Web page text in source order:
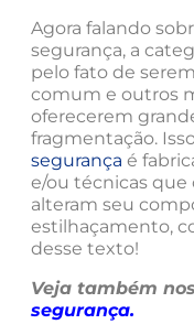
Agora falando
segurança, a
pelo fato de
comum e outros
oferecerem
fragmentação.
segurança é
e/ou técnicas
alteram seu
estilhaçamento,
desse texto!
Veja também
segurança.